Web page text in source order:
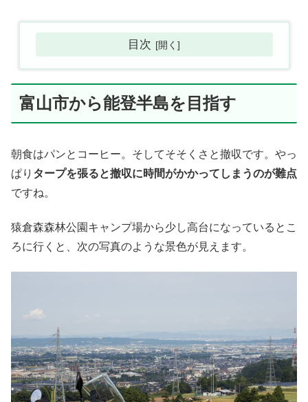
目次
富山市から能登半島を目指す
朝食はパンとコーヒー。そしてそそくさと撤収です。やっ
ぱり タープを張ると撤収に時間がかかってしまうのが難点
ですね。
猿倉森森林公園キャンプ場から少し高台になっているとこ
ろに行くと、次の写真のような景色が見えます。